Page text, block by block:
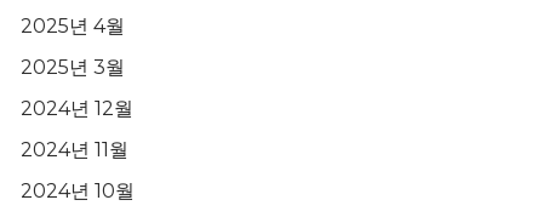
2025년 4월
2025년 3월
2024년 12월
2024년 11월
2024년 10월